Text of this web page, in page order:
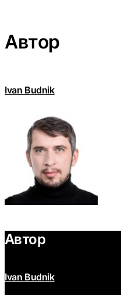
Автор
Ivan Budnik
Автор
Ivan Budnik